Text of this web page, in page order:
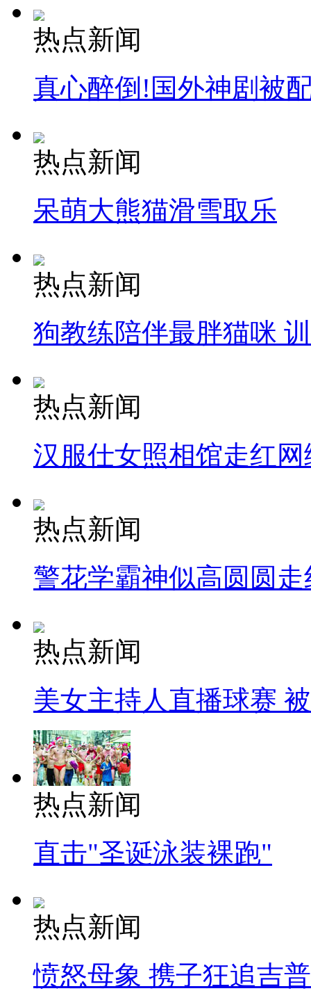
热点新闻
真心醉倒!国外神剧被
热点新闻
呆萌大熊猫滑雪取乐
热点新闻
狗教练陪伴最胖猫咪
热点新闻
汉服仕女照相馆走红网
热点新闻
警花学霸神似高圆圆走
热点新闻
美女主持人直播球赛
热点新闻
直击"圣诞泳装裸跑"
热点新闻
愤怒母象 携子狂追吉